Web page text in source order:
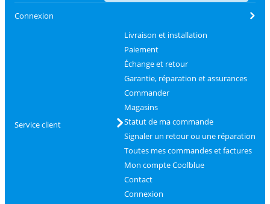
Connexion
Service client
Livraison et installation
Paiement
Échange et retour
Garantie, réparation et assurances
Commander
Magasins
Statut de ma commande
Signaler un retour ou une réparation
Toutes mes commandes et factures
Mon compte Coolblue
Contact
Connexion